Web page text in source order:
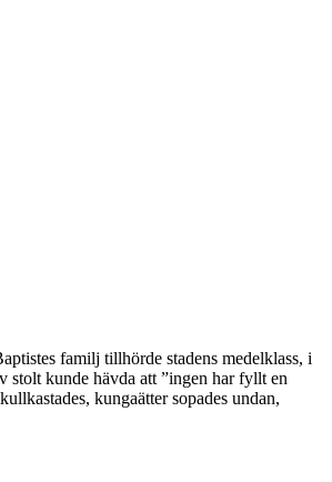
familj tillhörde stadens medelklass, i
stolt kunde hävda att ”ingen har fyllt en
kungaätter sopades undan,